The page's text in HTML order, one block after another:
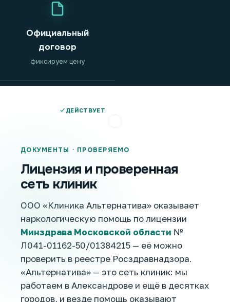
Официальный
договор
фиксируем цену
ДЕЙСТВУЕТ
ДОКУМЕНТЫ · ПРОВЕРЯЕМО
Лицензия и проверенная
сеть клиник
ООО «Клиника Альтернатива» оказывает
наркологическую помощь по лицензии
Минздрава Московской области №
Л041-01162-50/01384215 — её можно
проверить в реестре Росздравнадзора.
«Альтернатива» — это сеть клиник: мы
работаем в Александрове и ещё в десятках
городов, и везде помощь оказывают